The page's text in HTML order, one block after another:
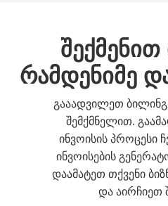
შექმენით
რამდენიმე
გააადვილეთ
შემქმნელით.
ინვოისის პროცესი
ინვოისების
დაამატეთ თქვენი
და აირჩიეთ